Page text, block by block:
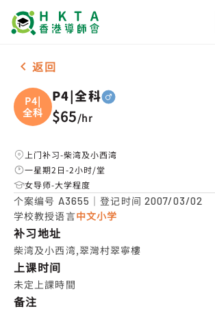
男2名 P4|全科，柴湾及小西湾 补习推介
返回
P4|
全科
P4|全科
$65/hr
上门补习-柴湾及小西湾
一星期2日-2小时/堂
女导师-大学程度
个案编号 A3655 ｜登记时间 2007/03/02
学校教授语言中文小学
补习地址
柴湾及小西湾,翠灣村翠寧樓
上课时间
未定上課時間
备注